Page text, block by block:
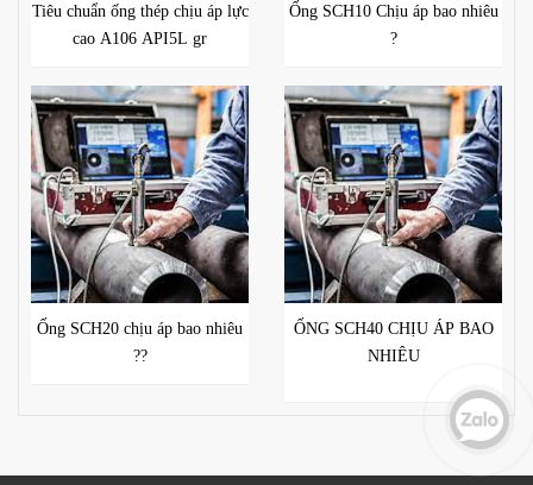
Tiêu chuẩn ống thép chịu áp lực
cao A106 API5L gr
Ống SCH10 Chịu áp bao nhiêu
?
Ống SCH20 chịu áp bao nhiêu
??
ỐNG SCH40 CHỊU ÁP BAO
NHIÊU